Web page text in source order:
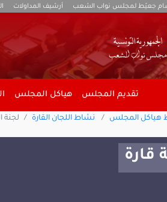
جعيّط لمجلس نواب الشعب أرشيف المداولات
تقديم المجلس هياكل المجلس
هياكل المجلس نشاط اللجان القارة لجنة
قارة